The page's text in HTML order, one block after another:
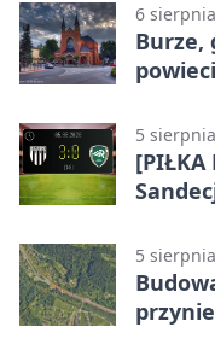
6
Burze,
5
[PIŁKA
5